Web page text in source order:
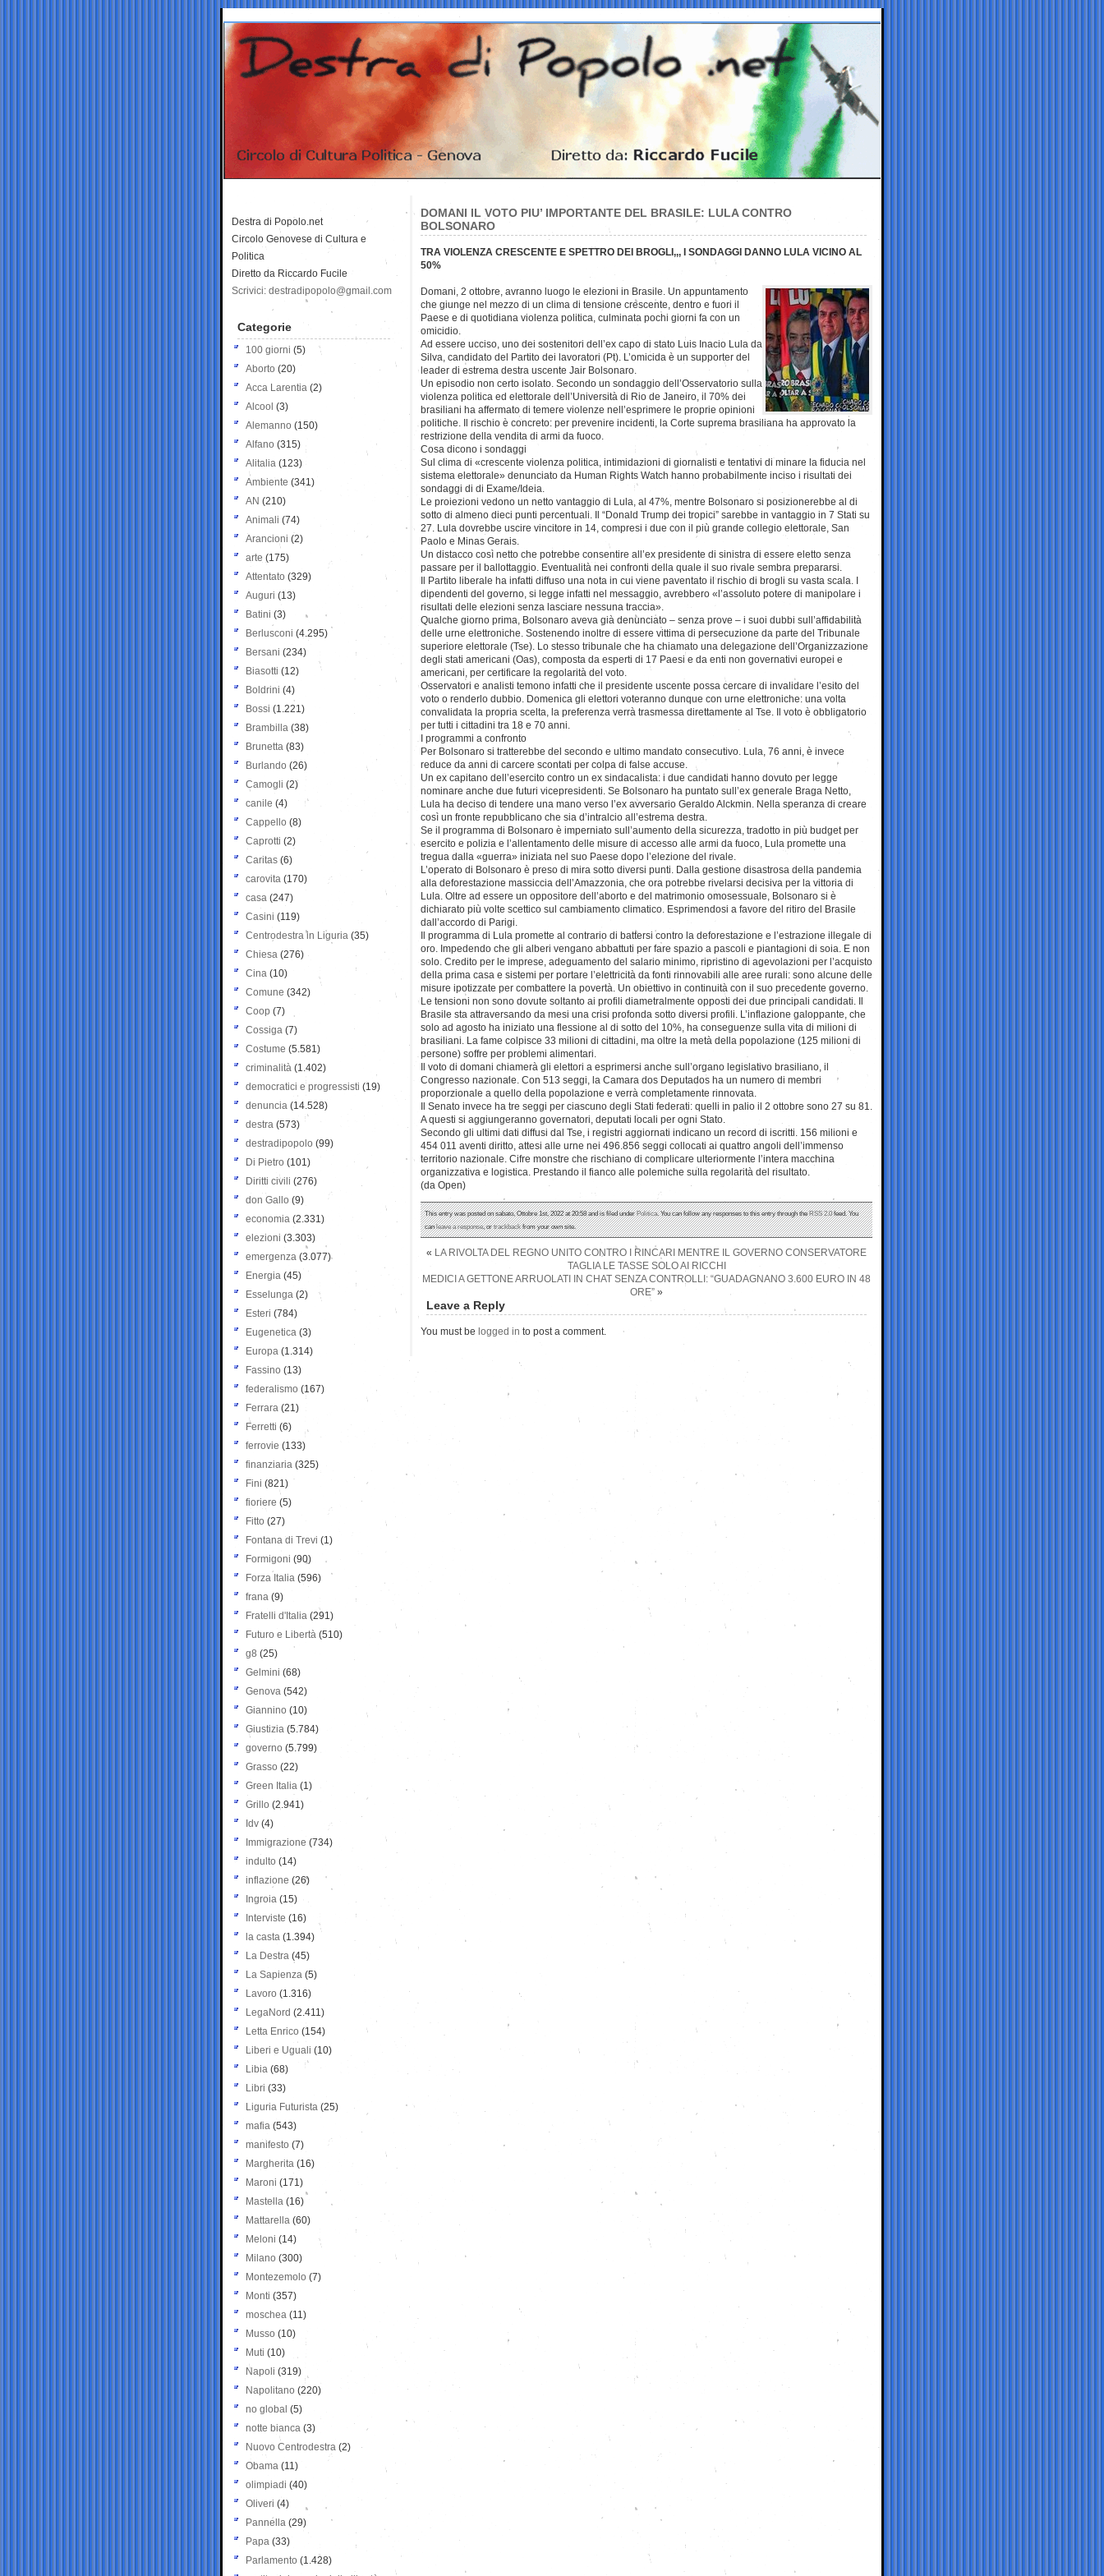
DOMANI IL VOTO PIU’ IMPORTANTE DEL BRASILE: LULA CONTRO
BOLSONARO
TRA VIOLENZA CRESCENTE E SPETTRO DEI BROGLI,,, I SONDAGGI DANNO LULA VICINO AL
50%
Domani, 2 ottobre, avranno luogo le elezioni in Brasile. Un appuntamento
che giunge nel mezzo di un clima di tensione crescente, dentro e fuori il
Paese e di quotidiana violenza politica, culminata pochi giorni fa con un
omicidio.
Ad essere ucciso, uno dei sostenitori dell’ex capo di stato Luis Inacio Lula da
Silva, candidato del Partito dei lavoratori (Pt). L’omicida è un supporter del
leader di estrema destra uscente Jair Bolsonaro.
Un episodio non certo isolato. Secondo un sondaggio dell’Osservatorio sulla
violenza politica ed elettorale dell’Università di Rio de Janeiro, il 70% dei
brasiliani ha affermato di temere violenze nell’esprimere le proprie opinioni
politiche. Il rischio è concreto: per prevenire incidenti, la Corte suprema brasiliana ha approvato la
restrizione della vendita di armi da fuoco.
Cosa dicono i sondaggi
Sul clima di «crescente violenza politica, intimidazioni di giornalisti e tentativi di minare la fiducia nel
sistema elettorale» denunciato da Human Rights Watch hanno probabilmente inciso i risultati dei
sondaggi di di Exame/Ideia.
Le proiezioni vedono un netto vantaggio di Lula, al 47%, mentre Bolsonaro si posizionerebbe al di
sotto di almeno dieci punti percentuali. Il “Donald Trump dei tropici” sarebbe in vantaggio in 7 Stati su
27. Lula dovrebbe uscire vincitore in 14, compresi i due con il più grande collegio elettorale, San
Paolo e Minas Gerais.
Un distacco così netto che potrebbe consentire all’ex presidente di sinistra di essere eletto senza
passare per il ballottaggio. Eventualità nei confronti della quale il suo rivale sembra prepararsi.
Il Partito liberale ha infatti diffuso una nota in cui viene paventato il rischio di brogli su vasta scala. I
dipendenti del governo, si legge infatti nel messaggio, avrebbero «l’assoluto potere di manipolare i
risultati delle elezioni senza lasciare nessuna traccia».
Qualche giorno prima, Bolsonaro aveva già denunciato – senza prove – i suoi dubbi sull’affidabilità
delle urne elettroniche. Sostenendo inoltre di essere vittima di persecuzione da parte del Tribunale
superiore elettorale (Tse). Lo stesso tribunale che ha chiamato una delegazione dell’Organizzazione
degli stati americani (Oas), composta da esperti di 17 Paesi e da enti non governativi europei e
americani, per certificare la regolarità del voto.
Osservatori e analisti temono infatti che il presidente uscente possa cercare di invalidare l’esito del
voto o renderlo dubbio. Domenica gli elettori voteranno dunque con urne elettroniche: una volta
convalidata la propria scelta, la preferenza verrà trasmessa direttamente al Tse. Il voto è obbligatorio
per tutti i cittadini tra 18 e 70 anni.
I programmi a confronto
Per Bolsonaro si tratterebbe del secondo e ultimo mandato consecutivo. Lula, 76 anni, è invece
reduce da anni di carcere scontati per colpa di false accuse.
Un ex capitano dell’esercito contro un ex sindacalista: i due candidati hanno dovuto per legge
nominare anche due futuri vicepresidenti. Se Bolsonaro ha puntato sull’ex generale Braga Netto,
Lula ha deciso di tendere una mano verso l’ex avversario Geraldo Alckmin. Nella speranza di creare
così un fronte repubblicano che sia d’intralcio all’estrema destra.
Se il programma di Bolsonaro è imperniato sull’aumento della sicurezza, tradotto in più budget per
esercito e polizia e l’allentamento delle misure di accesso alle armi da fuoco, Lula promette una
tregua dalla «guerra» iniziata nel suo Paese dopo l’elezione del rivale.
L’operato di Bolsonaro è preso di mira sotto diversi punti. Dalla gestione disastrosa della pandemia
alla deforestazione massiccia dell’Amazzonia, che ora potrebbe rivelarsi decisiva per la vittoria di
Lula. Oltre ad essere un oppositore dell’aborto e del matrimonio omosessuale, Bolsonaro si è
dichiarato più volte scettico sul cambiamento climatico. Esprimendosi a favore del ritiro del Brasile
dall’accordo di Parigi.
Il programma di Lula promette al contrario di battersi contro la deforestazione e l’estrazione illegale di
oro. Impedendo che gli alberi vengano abbattuti per fare spazio a pascoli e piantagioni di soia. E non
solo. Credito per le imprese, adeguamento del salario minimo, ripristino di agevolazioni per l’acquisto
della prima casa e sistemi per portare l’elettricità da fonti rinnovabili alle aree rurali: sono alcune delle
misure ipotizzate per combattere la povertà. Un obiettivo in continuità con il suo precedente governo.
Le tensioni non sono dovute soltanto ai profili diametralmente opposti dei due principali candidati. Il
Brasile sta attraversando da mesi una crisi profonda sotto diversi profili. L’inflazione galoppante, che
solo ad agosto ha iniziato una flessione al di sotto del 10%, ha conseguenze sulla vita di milioni di
brasiliani. La fame colpisce 33 milioni di cittadini, ma oltre la metà della popolazione (125 milioni di
persone) soffre per problemi alimentari.
Il voto di domani chiamerà gli elettori a esprimersi anche sull’organo legislativo brasiliano, il
Congresso nazionale. Con 513 seggi, la Camara dos Deputados ha un numero di membri
proporzionale a quello della popolazione e verrà completamente rinnovata.
Il Senato invece ha tre seggi per ciascuno degli Stati federati: quelli in palio il 2 ottobre sono 27 su 81.
A questi si aggiungeranno governatori, deputati locali per ogni Stato.
Secondo gli ultimi dati diffusi dal Tse, i registri aggiornati indicano un record di iscritti. 156 milioni e
454 011 aventi diritto, attesi alle urne nei 496.856 seggi collocati ai quattro angoli dell’immenso
territorio nazionale. Cifre monstre che rischiano di complicare ulteriormente l’intera macchina
organizzativa e logistica. Prestando il fianco alle polemiche sulla regolarità del risultato.
(da Open)
This entry was posted on sabato, Ottobre 1st, 2022 at 20:58 and is filed underPolitica. You can follow any responses to this entry through theRSS 2.0feed. You
canleave a response, ortrackbackfrom your own site.
« LA RIVOLTA DEL REGNO UNITO CONTRO I RINCARI MENTRE IL GOVERNO CONSERVATORE
TAGLIA LE TASSE SOLO AI RICCHI
MEDICI A GETTONE ARRUOLATI IN CHAT SENZA CONTROLLI: “GUADAGNANO 3.600 EURO IN 48
ORE” »
Leave a Reply
You must be logged in to post a comment.
Destra di Popolo.net
Circolo Genovese di Cultura e
Politica
Diretto da Riccardo Fucile
Scrivici: destradipopolo@gmail.com
Categorie
100 giorni (5)
Aborto (20)
Acca Larentia (2)
Alcool (3)
Alemanno (150)
Alfano (315)
Alitalia (123)
Ambiente (341)
AN (210)
Animali (74)
Arancioni (2)
arte (175)
Attentato (329)
Auguri (13)
Batini (3)
Berlusconi (4.295)
Bersani (234)
Biasotti (12)
Boldrini (4)
Bossi (1.221)
Brambilla (38)
Brunetta (83)
Burlando (26)
Camogli (2)
canile (4)
Cappello (8)
Caprotti (2)
Caritas (6)
carovita (170)
casa (247)
Casini (119)
Centrodestra in Liguria (35)
Chiesa (276)
Cina (10)
Comune (342)
Coop (7)
Cossiga (7)
Costume (5.581)
criminalità (1.402)
democratici e progressisti (19)
denuncia (14.528)
destra (573)
destradipopolo (99)
Di Pietro (101)
Diritti civili (276)
don Gallo (9)
economia (2.331)
elezioni (3.303)
emergenza (3.077)
Energia (45)
Esselunga (2)
Esteri (784)
Eugenetica (3)
Europa (1.314)
Fassino (13)
federalismo (167)
Ferrara (21)
Ferretti (6)
ferrovie (133)
finanziaria (325)
Fini (821)
fioriere (5)
Fitto (27)
Fontana di Trevi (1)
Formigoni (90)
Forza Italia (596)
frana (9)
Fratelli d'Italia (291)
Futuro e Libertà (510)
g8 (25)
Gelmini (68)
Genova (542)
Giannino (10)
Giustizia (5.784)
governo (5.799)
Grasso (22)
Green Italia (1)
Grillo (2.941)
Idv (4)
Immigrazione (734)
indulto (14)
inflazione (26)
Ingroia (15)
Interviste (16)
la casta (1.394)
La Destra (45)
La Sapienza (5)
Lavoro (1.316)
LegaNord (2.411)
Letta Enrico (154)
Liberi e Uguali (10)
Libia (68)
Libri (33)
Liguria Futurista (25)
mafia (543)
manifesto (7)
Margherita (16)
Maroni (171)
Mastella (16)
Mattarella (60)
Meloni (14)
Milano (300)
Montezemolo (7)
Monti (357)
moschea (11)
Musso (10)
Muti (10)
Napoli (319)
Napolitano (220)
no global (5)
notte bianca (3)
Nuovo Centrodestra (2)
Obama (11)
olimpiadi (40)
Oliveri (4)
Pannella (29)
Papa (33)
Parlamento (1.428)